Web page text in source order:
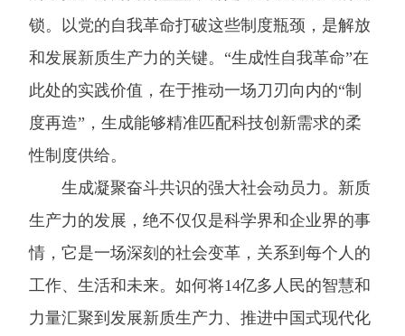
锁。以党的自我革命打破这些制度瓶颈，是解放
和发展新质生产力的关键。“生成性自我革命”在
此处的实践价值，在于推动一场刀刃向内的“制
度再造”，生成能够精准匹配科技创新需求的柔
性制度供给。
生成凝聚奋斗共识的强大社会动员力。新质
生产力的发展，绝不仅仅是科学界和企业界的事
情，它是一场深刻的社会变革，关系到每个人的
工作、生活和未来。如何将14亿多人民的智慧和
力量汇聚到发展新质生产力、推进中国式现代化